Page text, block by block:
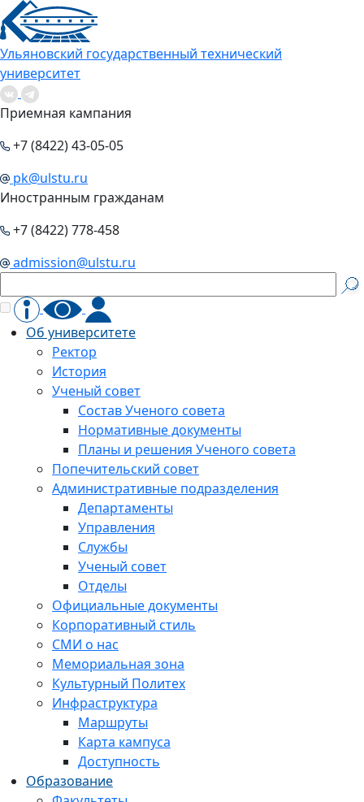
Ульяновский государственный технический
университет
Приемная кампания
+7 (8422) 43-05-05
pk@ulstu.ru
Иностранным гражданам
+7 (8422) 778-458
admission@ulstu.ru
Об университете
Ректор
История
Ученый совет
Состав Ученого совета
Нормативные документы
Планы и решения Ученого совета
Попечительский совет
Административные подразделения
Департаменты
Управления
Службы
Ученый совет
Отделы
Официальные документы
Корпоративный стиль
СМИ о нас
Мемориальная зона
Культурный Политех
Инфраструктура
Маршруты
Карта кампуса
Доступность
Образование